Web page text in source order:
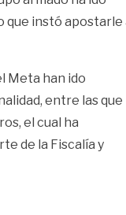
que instó apostarle
Meta han ido
entre las que
el cual ha
de la Fiscalía y